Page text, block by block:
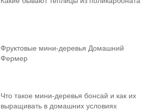
Фруктовыe мини-деревья Домашний
Фермер
Что такое мини-деревья бонсай и как их
выращивать в домашних условиях